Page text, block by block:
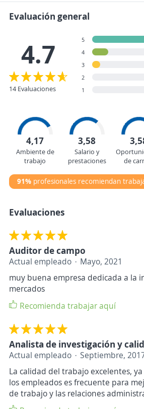
Evaluación general
4.7
14 Evaluaciones
5
4
3
2
1
4,17
Ambiente de
trabajo
3,58
Salario y
prestaciones
de
91% profesionales recomiendan
Evaluaciones
Auditor de campo
Actual empleado
Mayo, 2021
muy buena empresa dedicada a la
mercados
Recomienda trabajar aquí
Analista de investigación y
Actual empleado
Septiembre,
La calidad del trabajo excelentes,
los empleados es frecuente para
de trabajo y las relaciones